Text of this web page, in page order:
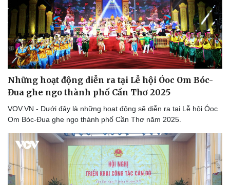
Thể thao
Bóng đá
Lịch thi đấu bóng đá
eSports
Hậu trường
Ô tô - Xe máy
Ô tô
Xe máy
Những hoạt động diễn ra tại Lễ hội Óoc Om Bóc-
Đua ghe ngo thành phố Cần Thơ 2025
VOV.VN - Dưới đây là những hoạt động sẽ diễn ra tại Lễ hội Óoc
Om Bóc-Đua ghe ngo thành phố Cần Thơ năm 2025.